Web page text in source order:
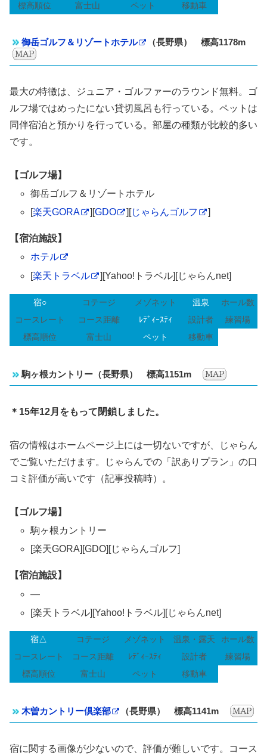
標高順位
富士山 ペット 移動車
御岳ゴルフ＆リゾートホテル （長野県） 標高1178m
最大の特徴は、ジュニア・ゴルファーのラウンド無料。ゴ
ルフ場ではめったにない貸切風呂も行っている。ペットは
同伴宿泊と預かりを行っている。部屋の種類が比較的多い
です。
【ゴルフ場】
御岳ゴルフ＆リゾートホテル
[楽天GORA ][GDO ][じゃらんゴルフ ]
【宿泊施設】
ホテル
[楽天トラベル ][Yahoo!トラベル][じゃらんnet]
宿○ コテージ メゾネット 温泉
ホール数
コースレート
コース距離 ﾚﾃﾞｨｰｽﾃｨ 設計者
練習場
標高順位
富士山 ペット 移動車
駒ヶ根カントリー（長野県） 標高1151m
＊15年12月をもって閉鎖しました。
宿の情報はホームページ上には一切ないですが、じゃらん
でご覧いただけます。じゃらんでの「訳ありプラン」の口
コミ評価が高いです（記事投稿時）。
【ゴルフ場】
駒ヶ根カントリー
[楽天GORA][GDO][じゃらんゴルフ]
【宿泊施設】
—
[楽天トラベル][Yahoo!トラベル][じゃらんnet]
宿△ コテージ メゾネット 温泉・露天
ホール数
コースレート
コース距離 ﾚﾃﾞｨｰｽﾃｨ 設計者
練習場
標高順位
富士山 ペット 移動車
木曽カントリー倶楽部 （長野県） 標高1141m
宿に関する画像が少ないので、評価が難しいです。コース